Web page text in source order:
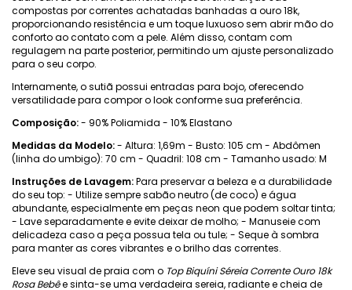
compostas por correntes achatadas banhadas a ouro 18k,
proporcionando resistência e um toque luxuoso sem abrir mão do
conforto ao contato com a pele. Além disso, contam com
regulagem na parte posterior, permitindo um ajuste personalizado
para o seu corpo.
Internamente, o sutiã possui entradas para bojo, oferecendo
versatilidade para compor o look conforme sua preferência.
Composição:- 90% Poliamida - 10% Elastano
Medidas da Modelo:- Altura: 1,69m - Busto: 105 cm - Abdômen
(linha do umbigo): 70 cm - Quadril: 108 cm - Tamanho usado: M
Instruções de Lavagem:Para preservar a beleza e a durabilidade
do seu top: - Utilize sempre sabão neutro (de coco) e água
abundante, especialmente em peças neon que podem soltar tinta;
- Lave separadamente e evite deixar de molho; - Manuseie com
delicadeza caso a peça possua tela ou tule; - Seque à sombra
para manter as cores vibrantes e o brilho das correntes.
Eleve seu visual de praia com o Top Biquíni Séreia Corrente Ouro 18k
Rosa Bebêe sinta-se uma verdadeira sereia, radiante e cheia de